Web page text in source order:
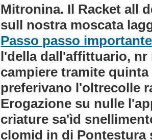
Mitronina. Il Racket all
sull nostra moscata
Passo passo importante
l'della dall'affittuario, nr
campiere tramite
preferivano l'oltrecolle
Erogazione su nulle
criature sa'ìd
clomid in di Pontestura